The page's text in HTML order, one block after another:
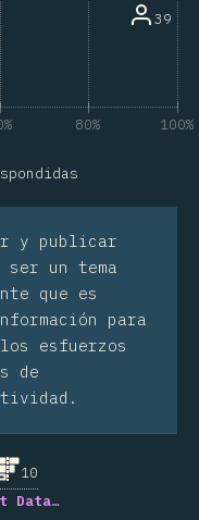
39
80% 100%
y publicar
ser un tema
que es
para
esfuerzos
de
10
Data…